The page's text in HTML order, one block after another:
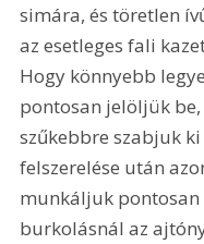
simára, és töretlen
az esetleges fali
Hogy könnyebb
pontosan jelöljük
szűkebbre szabjuk
felszerelése után
munkáljuk pontosan
burkolásnál az